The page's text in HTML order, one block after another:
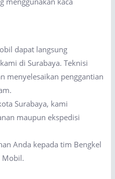
dapat langsung
di Surabaya. Teknisi
menyelesaikan penggantian
Surabaya, kami
maupun ekspedisi
Anda kepada tim Bengkel
Mobil.